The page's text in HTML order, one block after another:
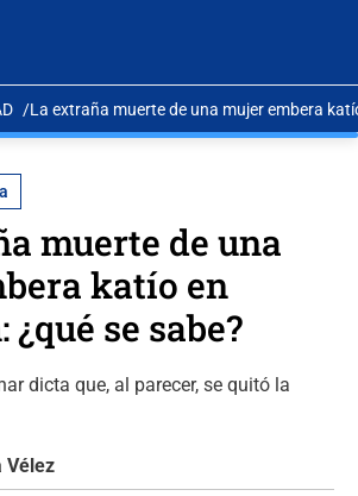
La extraña muerte de una mujer embera
muerte de una
katío en
se sabe?
dicta que, al parecer, se quitó la
Vélez